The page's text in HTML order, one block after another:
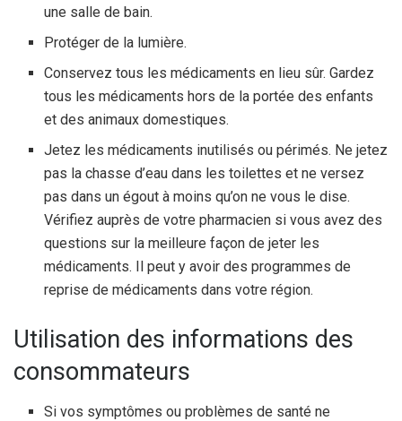
une salle de bain.
Protéger de la lumière.
Conservez tous les médicaments en lieu sûr. Gardez
tous les médicaments hors de la portée des enfants
et des animaux domestiques.
Jetez les médicaments inutilisés ou périmés. Ne jetez
pas la chasse d’eau dans les toilettes et ne versez
pas dans un égout à moins qu’on ne vous le dise.
Vérifiez auprès de votre pharmacien si vous avez des
questions sur la meilleure façon de jeter les
médicaments. Il peut y avoir des programmes de
reprise de médicaments dans votre région.
Utilisation des informations des
consommateurs
Si vos symptômes ou problèmes de santé ne